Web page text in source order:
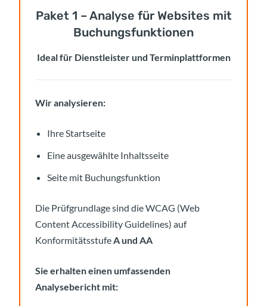
Paket 1 – Analyse für Websites mit
Buchungsfunktionen
Ideal für Dienstleister und Terminplattformen
Wir analysieren:
Ihre Startseite
Eine ausgewählte Inhaltsseite
Seite mit Buchungsfunktion
Die Prüfgrundlage sind die WCAG (Web
Content Accessibility Guidelines) auf
Konformitätsstufe A und AA
Sie erhalten einen umfassenden
Analysebericht mit: